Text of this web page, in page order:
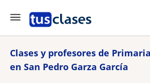
Clases y profesores de
en San Pedro Garza García